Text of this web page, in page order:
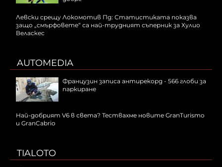
Левски срещу Локомотив Пд: Статистиката показва
защо „смърфовете“ са най-трудният съперник за Хулио
Веласкес
AUTOMEDIA
Французин записа антирекорд - 566 глоби за
паркиране
Най-добрият V6 в света? Тествахме новите GranTurismo
и GranCabrio
TIALOTO